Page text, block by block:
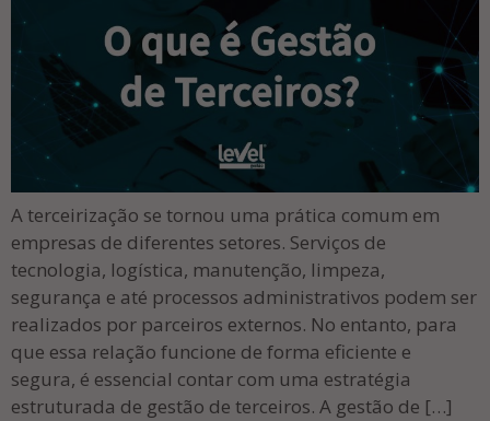
A terceirização se tornou uma prática comum em
empresas de diferentes setores. Serviços de
tecnologia, logística, manutenção, limpeza,
segurança e até processos administrativos podem ser
realizados por parceiros externos. No entanto, para
que essa relação funcione de forma eficiente e
segura, é essencial contar com uma estratégia
estruturada de gestão de terceiros. A gestão de […]